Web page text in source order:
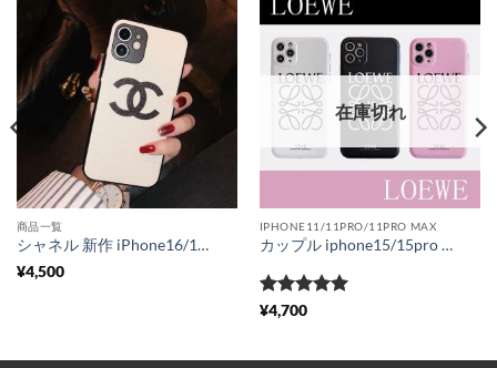
商品一覧
シャネル 新作 iPhone16/15proケース シンプル 白 chanel iphone14/13pro 保護カバー ココ マーク アイフォン12/11 携帯ケース パロディ ブランド iphonexs max スマホケース オリジナル おすすめ
¥4,500
在庫切れ
IPHONE11/11PRO/11PRO MAX
カップル iphone15/15pro max/14pro ケース ロエベ スーパー コピー アイフォン13/12プロマックス カバー ピンク パロディ風 iphoneケース11pro loewe 新作 iphone11/xr/se 保護ケース 人気 韓国 iphone ケース らくらく 激安
5段階中
¥4,700